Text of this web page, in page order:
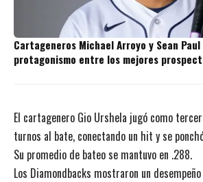
Cartageneros Michael Arroyo y Sean
protagonismo entre los mejores
El cartagenero Gio Urshela jugó como
turnos al bate, conectando un hit y se
Su promedio de bateo se mantuvo en .288.
Los Diamondbacks mostraron un